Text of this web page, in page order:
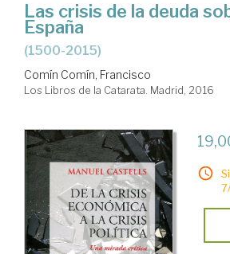
Las crisis de la deuda
España
(1500-2015)
Comín Comín, Francisco
Los Libros de la Catarata. Madrid, 2016